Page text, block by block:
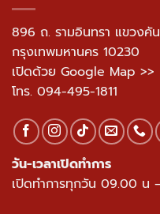
896 ถ. รามอินทรา แขวงคั
กรุงเทพมหานคร 10230
เปิดด้วย Google Map >>
โทร. 094-495-1811
วัน-เวลาเปิดทำการ
เปิดทำการทุกวัน 09.00 น